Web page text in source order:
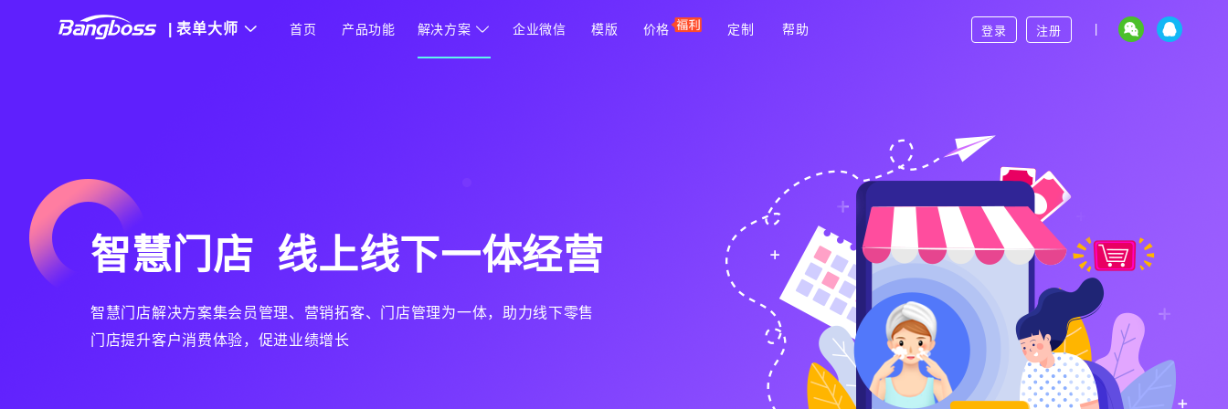
表单大师 首页 产品功能 解决方案  企业微信 模版 价格 定制 帮助 登录 注册
智慧门店 线上线下一体经营
智慧门店解决方案集会员管理、营销拓客、门店管理为一体，助力线下零售
门店提升客户消费体验，促进业绩增长